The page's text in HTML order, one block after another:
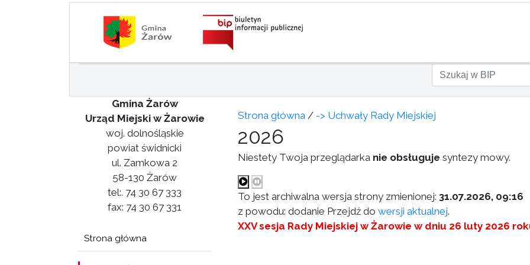
Gmina Żarów
Urząd Miejski w Żarowie
woj. dolnośląskie
powiat świdnicki
ul. Zamkowa 2
58-130 Żarów
tel:. 74 30 67 333
fax: 74 30 67 331
Strona główna
Strona główna / -> Uchwały Rady Miejskiej
2026
Niestety Twoja przeglądarka nie obsługuje syntezy mowy.
To jest archiwalna wersja strony zmienionej: 31.07.2026, 09:16
z powodu: dodanie Przejdź do wersji aktualnej.
XXV sesja Rady Miejskiej w Żarowie w dniu 26 luty 2026